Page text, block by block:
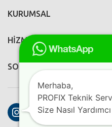
KURUMSAL
HİZMETLERİMİZ
SOSYAL MEDYA
Instagram
Facebook
YouTube
Merhaba,
PROFIX Teknik
Size Nasıl